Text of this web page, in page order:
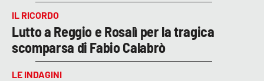
IL RICORDO
Lutto a Reggio e Rosalì per la tragica
scomparsa di Fabio Calabrò
LE INDAGINI